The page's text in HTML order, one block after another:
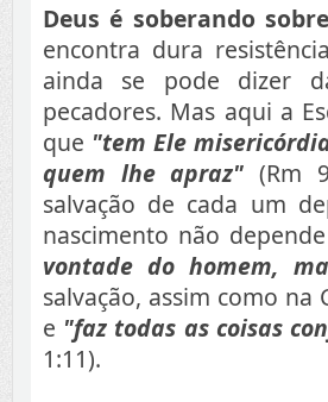
Deus é soberando
encontra dura
ainda se pode dizer
pecadores. Mas aqui a
que "tem Ele
quem lhe apraz" (Rm
salvação de cada um
nascimento não depende
vontade do homem,
salvação, assim como na
e "faz todas as coisas
1:11).